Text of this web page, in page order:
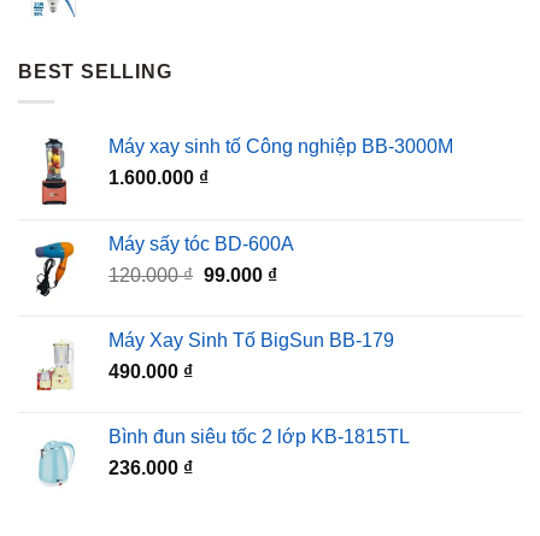
BEST SELLING
Máy xay sinh tố Công nghiệp BB-3000M
1.600.000 ₫
Máy sấy tóc BD-600A
120.000₫ Giá
120.000 ₫.
99.000 ₫Giá
là:
Máy Xay Sinh Tố BigSun BB-179
490.000 ₫
Bình đun siêu tốc 2 lớp KB-1815TL
236.000 ₫